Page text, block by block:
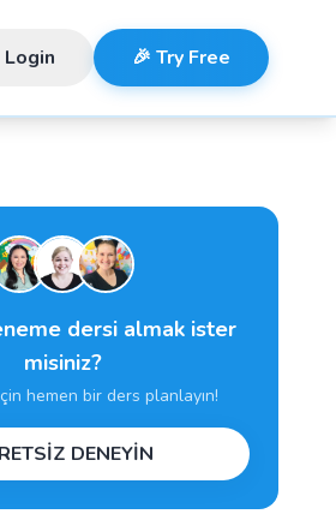
Login 🎉 Try Free
dersi almak ister
misiniz?
hemen bir ders planlayın!
DENEYİN